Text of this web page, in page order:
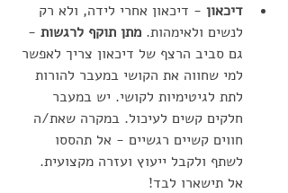
דיכאון - דיכאון אחרי לידה, ולא רק
לנשים ולאימהות. מתן תוקף לרגשות -
גם סביב הרצף של דיכאון צריך לאפשר
למי שחווה את הקושי במעבר להורות
לתת לגיטימיות לקושי. יש במעבר
חלקים קשים לעיכול. במקרה שאת/ה
חווים קשיים רגשיים - אל תהססו
לשתף ולקבל ייעוץ ועזרה מקצועית.
אל תישארו לבד!